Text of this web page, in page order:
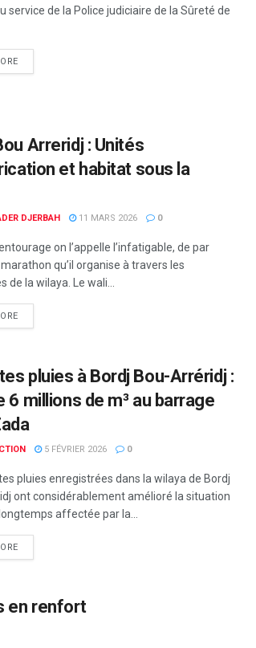
service de la Police judiciaire de la Sûreté de
Arreridj : Unités
et habitat sous la
DJERBAH 11 MARS 2026 0
on l’appelle l’infatigable, de par
qu’il organise à travers les
de la wilaya. Le wali...
pluies à Bordj Bou-Arréridj :
6 millions de m³ au barrage
5 FÉVRIER 2026 0
pluies enregistrées dans la wilaya de Bordj
ont considérablement amélioré la situation
affectée par la...
en renfort